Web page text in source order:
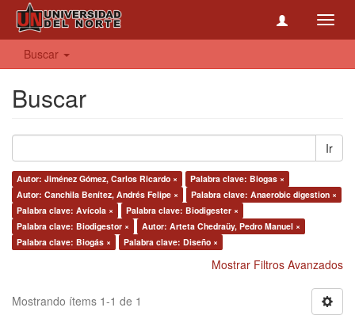
Buscar
Buscar
Ir
Autor: Jiménez Gómez, Carlos Ricardo ×
Palabra clave: Biogas ×
Autor: Canchila Benítez, Andrés Felipe ×
Palabra clave: Anaerobic digestion ×
Palabra clave: Avícola ×
Palabra clave: Biodigester ×
Palabra clave: Biodigestor ×
Autor: Arteta Chedraüy, Pedro Manuel ×
Palabra clave: Biogás ×
Palabra clave: Diseño ×
Mostrar Filtros Avanzados
Mostrando ítems 1-1 de 1